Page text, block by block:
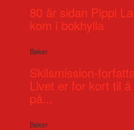
80 år sidan Pippi
kom i bokhylla
Bøker
Skilsmission-
Livet er for kort til
på...
Bøker